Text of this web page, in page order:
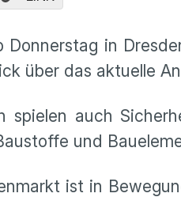
in
über das aktuelle
spielen auch
und
ist in